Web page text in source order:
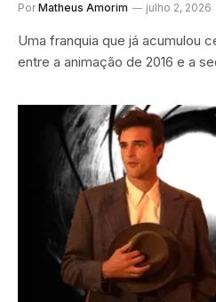
Por Matheus Amorim julho 2, 2026
Uma franquia que já acumulou
entre a animação de 2016 e a